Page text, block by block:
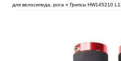
для велосипеда, рога » Грипсы HW145210